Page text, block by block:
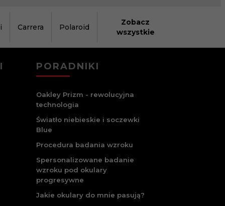
Carrera Polaroid
Zobacz
wszystkie
PORADNIKI
Oakley Prizm - rewolucyjna
technologia
Światło niebieskie i soczewki
Blue
Procedura badania wzroku
Spersonalizowane badanie
wzroku pod okulary
progresywne
Jakie okulary do mnie pasują?